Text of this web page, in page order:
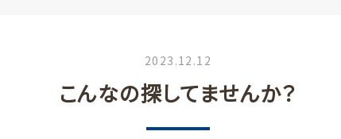
2023.12.12
こんなの探してませんか？